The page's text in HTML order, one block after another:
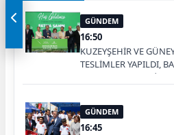
GÜNDEM
16:50
KUZEYŞEHİR VE
TESLİMLER YAPILDI,
KONUTUN TEMELİ
GÜNDEM
16:45